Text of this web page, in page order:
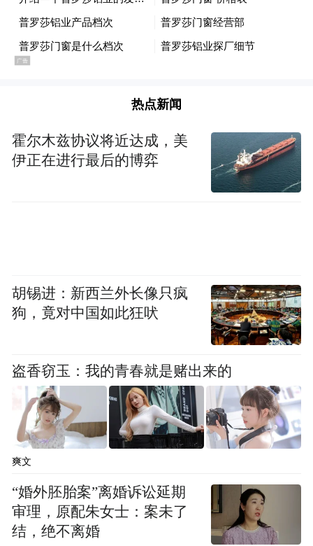
手”、邀请共舞时的绅士细节，以及初次互动
高甜名场面。摘下面具后，嘉宾们围绕理想
型、恋爱观与生活方式展开交流，整个过程
“全员长嘴”恋爱模式上线，真实表达成最大
看点
你我也是6》的年轻人显然更加主动。有人认
为喜欢就应该勇敢争取，有人相信双向奔赴
的力量，也有人愿意主动表达自己的脆弱与
需求。不同爱情观在同一个空间中不断碰
撞，也让节目从开局便充满情感张力。
先导片中，多位嘉宾围绕爱情中的主动权、
情绪价值、安全感以及理想伴侣等话题展开
热点新闻
霍尔木兹协议将近达成，美
伊正在进行最后的博弈
胡锡进：新西兰外长像只疯
狗，竟对中国如此狂吠
盗香窃玉：我的青春就是赌出来的
爽文
“婚外胚胎案”离婚诉讼延期
审理，原配朱女士：案未了
结，绝不离婚